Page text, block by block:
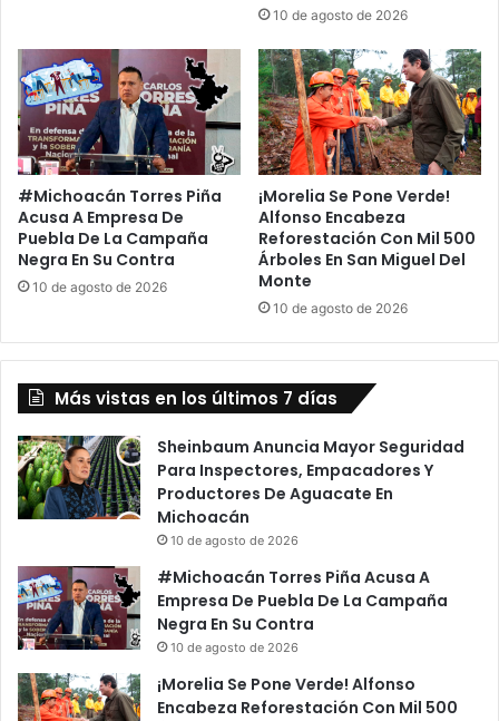
n
S
a
n
L
u
i
s
P
t
s
í
10 de agosto de 2026
#Michoacán Torres Piña
Acusa A Empresa De
Puebla De La Campaña
Negra En Su Contra
10 de agosto de 2026
¡Morelia Se Pone Verde!
Alfonso Encabeza
Reforestación Con Mil 500
Árboles En San Miguel Del
Monte
10 de agosto de 2026
Más vistas en los últimos 7 días
Sheinbaum Anuncia Mayor Seguridad
Para Inspectores, Empacadores Y
Productores De Aguacate En
Michoacán
10 de agosto de 2026
#Michoacán Torres Piña Acusa A
Empresa De Puebla De La Campaña
Negra En Su Contra
10 de agosto de 2026
¡Morelia Se Pone Verde! Alfonso
Encabeza Reforestación Con Mil 500